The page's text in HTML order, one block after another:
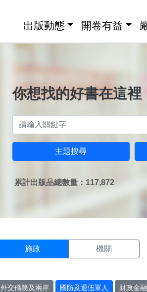
出版動態 開卷有益
你想找的好書在這裡
主題搜尋
累計出版品總數量：117,872
施政 機關
外交僑務及兩岸 國防及退伍軍人 財政金融